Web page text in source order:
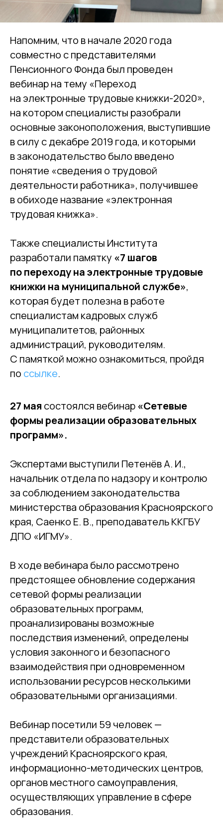
Напомним, что в начале 2020 года
совместно с представителями
Пенсионного Фонда был проведен
вебинар на тему «Переход
на электронные трудовые книжки-2020»,
на котором специалисты разобрали
основные законоположения, выступившие
в силу с декабре 2019 года, и которыми
в законодательство было введено
понятие «сведения о трудовой
деятельности работника», получившее
в обиходе название «электронная
трудовая книжка».
Также специалисты Института
разработали памятку «7 шагов
по переходу на электронные трудовые
книжки на муниципальной службе»,
которая будет полезна в работе
специалистам кадровых служб
муниципалитетов, районных
администраций, руководителям.
С памяткой можно ознакомиться, пройдя
по ссылке.
27 мая состоялся вебинар«Сетевые
формы реализации образовательных
программ».
Экспертами выступили Петенёв А. И.,
начальник отдела по надзору и контролю
за соблюдением законодательства
министерства образования Красноярского
края, Саенко Е. В., преподаватель ККГБУ
ДПО «ИГМУ».
В ходе вебинара было рассмотрено
предстоящее обновление содержания
сетевой формы реализации
образовательных программ,
проанализированы возможные
последствия изменений, определены
условия законного и безопасного
взаимодействия при одновременном
использовании ресурсов несколькими
образовательными организациями.
Вебинар посетили 59 человек —
представители образовательных
учреждений Красноярского края,
информационно-методических центров,
органов местного самоуправления,
осуществляющих управление в сфере
образования.